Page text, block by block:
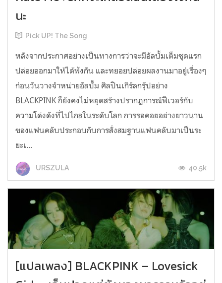
นะ
Pick UP! The Song
หลังจากประกาศอย่างเป็นทางการว่าจะมีอัลบั้มเต็มชุดแรก
ปล่อยออกมาให้ได้ฟังกัน และทยอยปล่อยผลงานมาอยู่เรื่องๆ
ก่อนวันวางจำหน่ายอัลบั้ม ศิลปินเกิร์ลกรุ๊ปอย่าง
BLACKPINK ก็ยังคงไม่หยุดสร้างปรากฎการณ์ฟีเวอร์กับ
ความโด่งดังที่ไปไกลในระดับโลก การรอคอยอย่างยาวนาน
ของแฟนคลับประกอบกับการสั่งสมฐานแฟนคลับมาเป็นระ
ยะเ...
URSZULA 40.5k
[แปลเพลง] BLACKPINK – Lovesick